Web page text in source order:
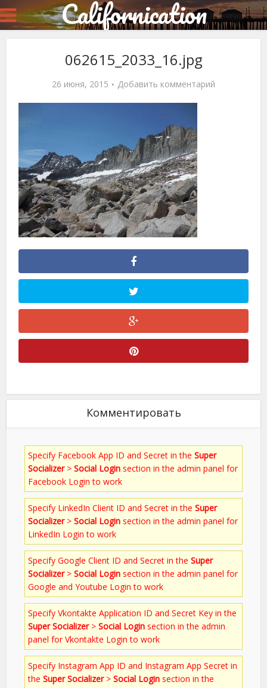
Californication
062615_2033_16.jpg
26 июня, 2015 Добавить комментарий
Комментировать
Specify Facebook App ID and Secret in theSuper
Socializer>Social Login section in the admin panel for
Facebook Login to work
Specify LinkedIn Client ID and Secret in theSuper
Socializer>Social Login section in the admin panel for
LinkedIn Login to work
Specify Google Client ID and Secret in theSuper
Socializer>Social Login section in the admin panel for
Google and Youtube Login to work
Specify Vkontakte Application ID and Secret Key in the
Super Socializer>Social Login section in the admin
panel for Vkontakte Login to work
Specify Instagram App ID and Instagram App Secret in
theSuper Socializer>Social Login section in the